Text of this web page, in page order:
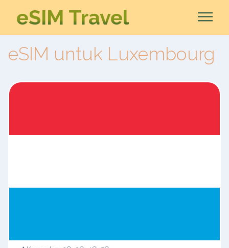
eSIM Travel
eSIM untuk Luxembourg